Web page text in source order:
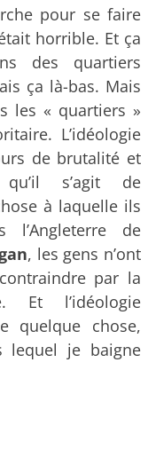
pour se faire
horrible. Et ça
des quartiers
ça là-bas. Mais
les « quartiers »
L’idéologie
de brutalité et
qu’il s’agit de
à laquelle ils
de
, les gens n’ont
par la
Et l’idéologie
quelque chose,
je baigne